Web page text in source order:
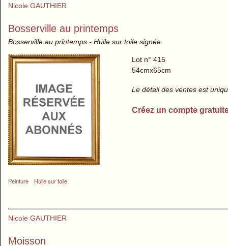
Nicole GAUTHIER
Bosserville au printemps
Bosserville au printemps - Huile sur toile signée
Peinture Huile sur toile
Lot n° 415
54cmx65cm
Le détail des ventes est
Créez un compte
Nicole GAUTHIER
Moisson